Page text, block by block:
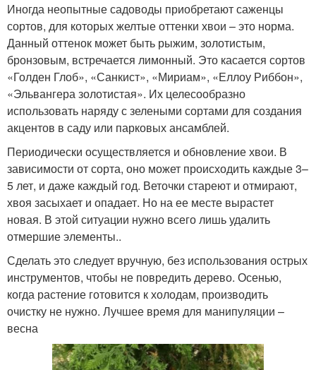
Иногда неопытные садоводы приобретают саженцы
сортов, для которых желтые оттенки хвои – это норма.
Данный оттенок может быть рыжим, золотистым,
бронзовым, встречается лимонный. Это касается сортов
«Голден Глоб», «Санкист», «Мириам», «Еллоу Риббон»,
«Эльвангера золотистая». Их целесообразно
использовать наряду с зелеными сортами для создания
акцентов в саду или парковых ансамблей.
Периодически осуществляется и обновление хвои. В
зависимости от сорта, оно может происходить каждые 3–
5 лет, и даже каждый год. Веточки стареют и отмирают,
хвоя засыхает и опадает. Но на ее месте вырастет
новая. В этой ситуации нужно всего лишь удалить
отмершие элементы..
Сделать это следует вручную, без использования острых
инструментов, чтобы не повредить дерево. Осенью,
когда растение готовится к холодам, производить
очистку не нужно. Лучшее время для манипуляции –
весна